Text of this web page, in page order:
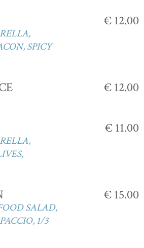
SPICY
€ 12.00
€ 12.00
€ 11.00
SALAD,
1/3
€ 15.00